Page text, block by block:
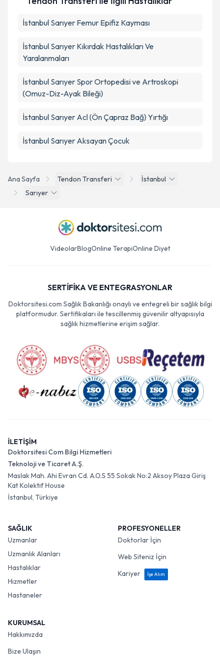
Ana Sayfa Tendon Transferi
İstanbul
Sarıyer
İstanbul Sarıyer Femur Epifiz Kayması
İstanbul Sarıyer Kıkırdak Hastalıkları Ve
Yaralanmaları
İstanbul Sarıyer Spor Ortopedisi ve Artroskopi
(Omuz-Diz-Ayak Bileği)
İstanbul Sarıyer Acl (Ön Çapraz Bağ) Yırtığı
İstanbul Sarıyer Aksayan Çocuk
VideolarBlogOnline TerapiOnline Diyet
SERTİFİKA VE ENTEGRASYONLAR
Doktorsitesi.com Sağlık Bakanlığı onaylı ve entegreli bir sağlık bilgi
platformudur. Sertifikaları ile tescillenmiş güvenilir altyapısıyla
sağlık hizmetlerine erişim sağlar.
İLETİŞİM
Doktorsitesi Com Bilgi Hizmetleri
Teknoloji ve Ticaret A.Ş.
Maslak Mah. Ahi Evran Cd. A.O.S 55 Sokak No:2 Aksoy Plaza Giriş
Kat Kolektif House
İstanbul, Türkiye
SAĞLIK
Uzmanlar
Uzmanlık Alanları
Hastalıklar
Hizmetler
Hastaneler
PROFESYONELLER
Doktorlar İçin
Web Siteniz İçin
Kariyer
İşe Alım
KURUMSAL
Hakkımızda
Bize Ulaşın